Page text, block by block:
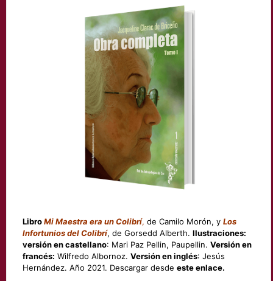
LibroMi Maestra era un Colibrí, de Camilo Morón, y Los
Infortunios del Colibrí, de Gorsedd Alberth. Ilustraciones:
versión en castellano: Mari Paz Pellin, Paupellin. Versión en
francés: Wilfredo Albornoz. Versión en inglés: Jesús
Hernández. Año 2021. Descargar desde este enlace.